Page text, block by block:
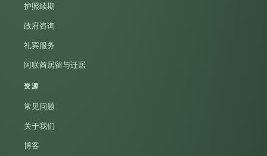
护照续期
政府咨询
礼宾服务
阿联酋居留与迁居
资源
常见问题
关于我们
博客